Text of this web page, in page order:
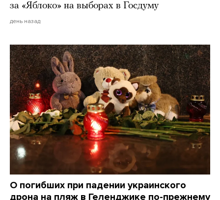
за «Яблоко» на выборах в Госдуму
день назад
О погибших при падении украинского
дрона на пляж в Геленджике по-прежнему